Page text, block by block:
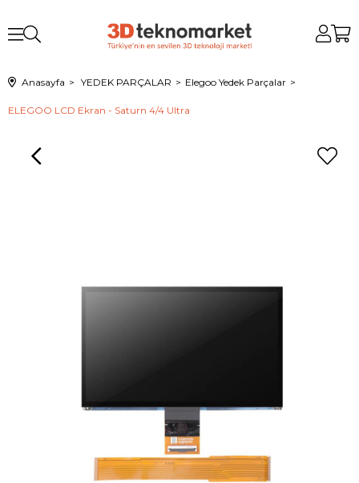
Anasayfa YEDEK PARÇALAR Elegoo Yedek Parçalar
ELEGOO LCD Ekran - Saturn 4/4 Ultra